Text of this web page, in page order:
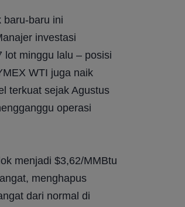
baru-baru ini
investasi
lot minggu lalu – posisi
WTI juga naik
terkuat sejak Agustus
operasi
menjadi $3,62/MMBtu
menghapus
dari normal di